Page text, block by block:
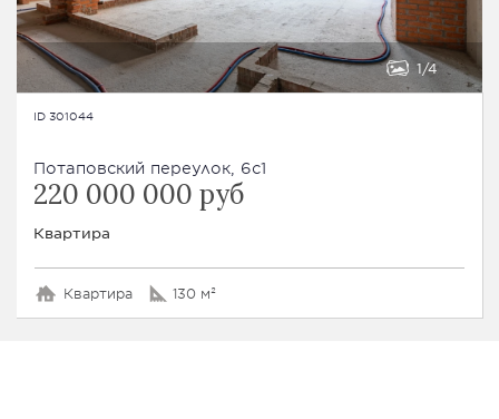
1 4
ID 301044
Потаповский переулок, 6с1
220 000 000 руб
Квартира
Квартира 130 м²